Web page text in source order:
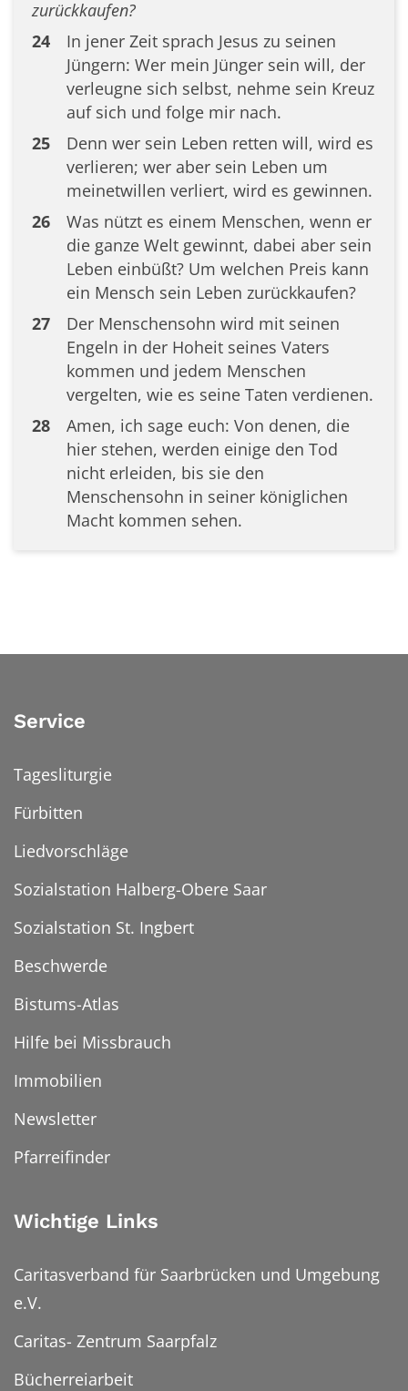
zurückkaufen?
24
In jener Zeit sprach Jesus zu seinen
Jüngern: Wer mein Jünger sein will, der
verleugne sich selbst, nehme sein Kreuz
auf sich und folge mir nach.
25
Denn wer sein Leben retten will, wird es
verlieren; wer aber sein Leben um
meinetwillen verliert, wird es gewinnen.
26
Was nützt es einem Menschen, wenn er
die ganze Welt gewinnt, dabei aber sein
Leben einbüßt? Um welchen Preis kann
ein Mensch sein Leben zurückkaufen?
27
Der Menschensohn wird mit seinen
Engeln in der Hoheit seines Vaters
kommen und jedem Menschen
vergelten, wie es seine Taten verdienen.
28
Amen, ich sage euch: Von denen, die
hier stehen, werden einige den Tod
nicht erleiden, bis sie den
Menschensohn in seiner königlichen
Macht kommen sehen.
Service
Tagesliturgie
Fürbitten
Liedvorschläge
Sozialstation Halberg-Obere Saar
Sozialstation St. Ingbert
Beschwerde
Bistums-Atlas
Hilfe bei Missbrauch
Immobilien
Newsletter
Pfarreifinder
Wichtige Links
Caritasverband für Saarbrücken und Umgebung
e.V.
Caritas- Zentrum Saarpfalz
Bücherreiarbeit